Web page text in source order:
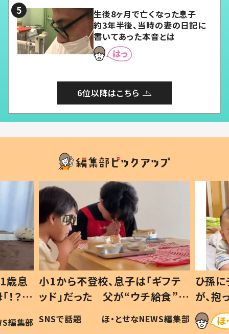
生後8ヶ月で亡くなった息子
約3年半後、当時の妻の日記に
書いてあった本音とは
6位以降はこちら
歳息
？」
編集部
小1から不登校、息子は「ギフテ
ッド」だった 父が“ウチ給食”を
作り続ける理由とは #令和の親
#令和の子
SNSで話題 ほ・とせなNEWS編集部
ひ孫
が、
「涙が
い」